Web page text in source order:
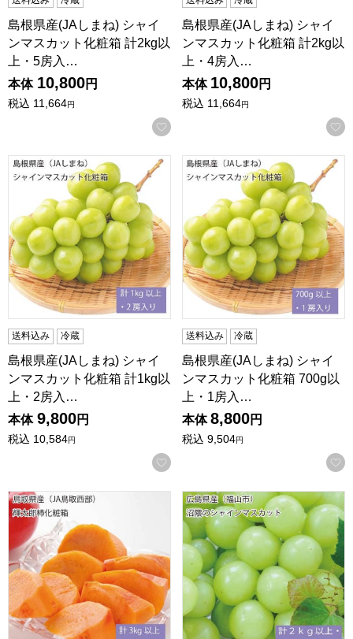
島根県産(JAしまね) シャイ
ンマスカット化粧箱 計2kg以
上・5房入…
本体 10,800円
税込 11,664円
お気に入りに登録する
島根県産(JAしまね) シャイ
ンマスカット化粧箱 計2kg以
上・4房入…
本体 10,800円
税込 11,664円
島根県産(JAしまね) シャインマスカット化粧箱 計1kg以上
送料込み 冷蔵
島根県産(JAしまね) シャイ
ンマスカット化粧箱 計1kg以
上・2房入…
本体 9,800円
税込 10,584円
お気に入りに登録する
島根県産(JAしまね) シャイ
送料込み 冷蔵
島根県産(JAしまね) シャイ
ンマスカット化粧箱 700g以
上・1房入…
本体 8,800円
税込 9,504円
鳥取県産(JA鳥取西部) 輝太郎柿化粧箱 計3kg以上・8玉入り
広島県産(福山市)沼隈のシャ